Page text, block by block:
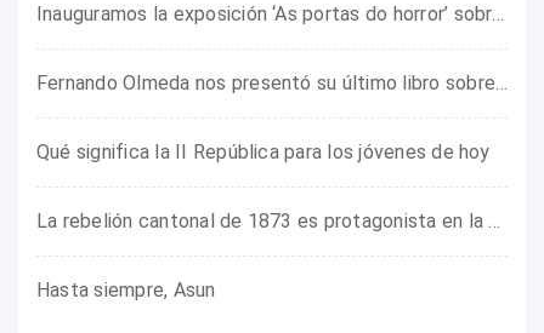
Inauguramos la exposición ‘As portas do horror’ sobre el campo de concentración franquista de Camposancos
Fernando Olmeda nos presentó su último libro sobre la fotógrafa Gerda Taro
Qué significa la II República para los jóvenes de hoy
La rebelión cantonal de 1873 es protagonista en la ARMHADH
Hasta siempre, Asun